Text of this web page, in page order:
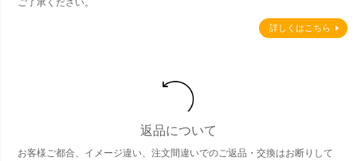
詳しくはこちら
返品について
お客様ご都合、イメージ違い、注文間違いでのご返品・交換はお断りして